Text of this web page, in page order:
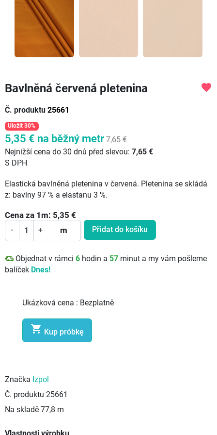
Bavlněná červená pletenina
Č. produktu 25661
favorite
Uložit 30%
5,35 € na běžný metr 7,65 €
Nejnižší cena do 30 dnů před slevou: 7,65 €
S DPH
Elastická bavlněná pletenina v červená. Pletenina se skládá
z: bavlny 97 % a elastanu 3 %.
Cena za 1 m: 5,35 €
- + m Přidat do košíku
Objednat v rámci 6 hodin a 57 minut a my vám pošleme
balíček Dnes!
Ukázková cena : Bezplatně
 Kup próbkę
Značka Izpol
Č. produktu 25661
Na skladě 77,8 m